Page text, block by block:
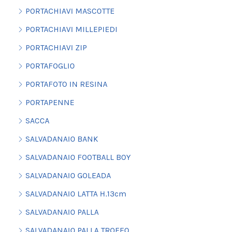
PORTACHIAVI MASCOTTE
PORTACHIAVI MILLEPIEDI
PORTACHIAVI ZIP
PORTAFOGLIO
PORTAFOTO IN RESINA
PORTAPENNE
SACCA
SALVADANAIO BANK
SALVADANAIO FOOTBALL BOY
SALVADANAIO GOLEADA
SALVADANAIO LATTA H.13cm
SALVADANAIO PALLA